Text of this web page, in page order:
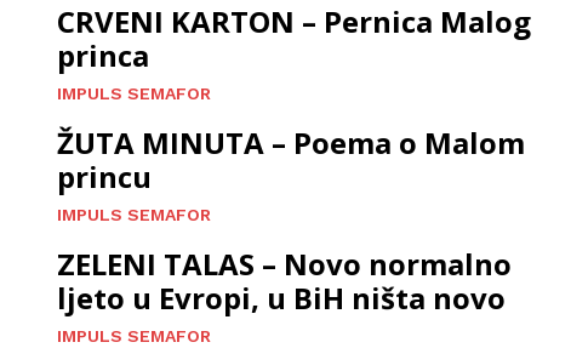
CRVENI KARTON – Pernica Malog
princa
IMPULS SEMAFOR
ŽUTA MINUTA – Poema o Malom
princu
IMPULS SEMAFOR
ZELENI TALAS – Novo normalno
ljeto u Evropi, u BiH ništa novo
IMPULS SEMAFOR